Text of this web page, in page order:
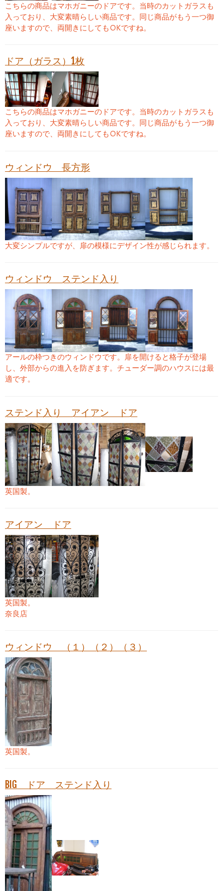
こちらの商品はマホガニーのドアです。当時のカットガラスも
入っており、大変素晴らしい商品です。同じ商品がもう一つ御
座いますので、両開きにしてもOKですね。
ドア（ガラス）1枚
こちらの商品はマホガニーのドアです。当時のカットガラスも
入っており、大変素晴らしい商品です。同じ商品がもう一つ御
座いますので、両開きにしてもOKですね。
ウィンドウ 長方形
大変シンプルですが、扉の模様にデザイン性が感じられます。
ウィンドウ ステンド入り
アールの枠つきのウィンドウです。扉を開けると格子が登場
し、外部からの進入を防ぎます。チューダー調のハウスには最
適です。
ステンド入り アイアン ドア
英国製。
アイアン ドア
英国製。
奈良店
ウィンドウ （１）（２）（３）
英国製。
BIG ドア ステンド入り